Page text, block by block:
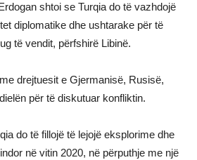
shtoi se Turqia do të vazhdojë
diplomatike dhe ushtarake për të
të vendit, përfshirë Libinë.
drejtuesit e Gjermanisë, Rusisë,
për të diskutuar konfliktin.
do të fillojë të lejojë eksplorime dhe
në vitin 2020, në përputhje me një